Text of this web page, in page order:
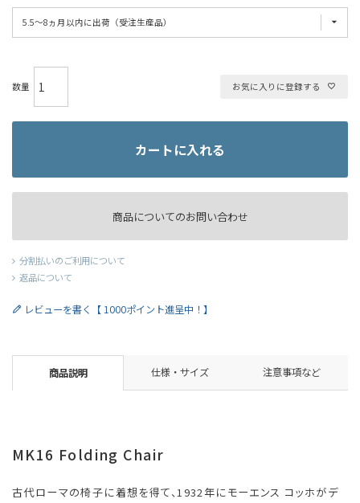
お気に入りに登録する
カートに入れる
商品についてのお問い合わせ
分割払いのご利用について
返品について
レビューを書く【 1000ポイント進呈中！】
商品説明 仕様・サイズ 注意事項など
MK16 Folding Chair
古代ローマの椅子に着想を得て、1932年にモーエンス コッホがデ